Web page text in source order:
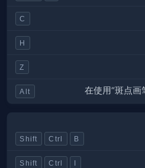
C
H
Z
Alt 在使用“斑点画
Shift Ctrl B
Shift Ctrl I